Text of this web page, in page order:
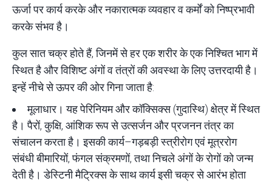
ऊर्जा पर कार्य करके और नकारात्मक व्यवहार व कर्मों को निष्प्रभावी
करके संभव है।
कुल सात चक्र होते हैं, जिनमें से हर एक शरीर के एक निश्चित भाग में
स्थित है और विशिष्ट अंगों व तंत्रों की अवस्था के लिए उत्तरदायी है।
इन्हें नीचे से ऊपर की ओर गिना जाता है:
मूलाधार। यह पेरिनियम और कॉक्सिक्स (गुदास्थि) क्षेत्र में स्थित
है। पैरों, कुक्षि, आंशिक रूप से उत्सर्जन और प्रजनन तंत्र का
संचालन करता है। इसकी कार्य–गड़बड़ी स्त्रीरोग एवं मूत्ररोग
संबंधी बीमारियों, फंगल संक्रमणों, तथा निचले अंगों के रोगों को जन्म
देती है। डेस्टिनी मैट्रिक्स के साथ कार्य इसी चक्र से आरंभ होता